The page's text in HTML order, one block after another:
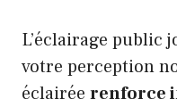
L’éclairage public
votre perception
éclairée renforce